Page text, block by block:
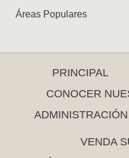
Áreas Populares
PRINCIPAL
CONOCER
ADMINISTRACIÓN
VENDA